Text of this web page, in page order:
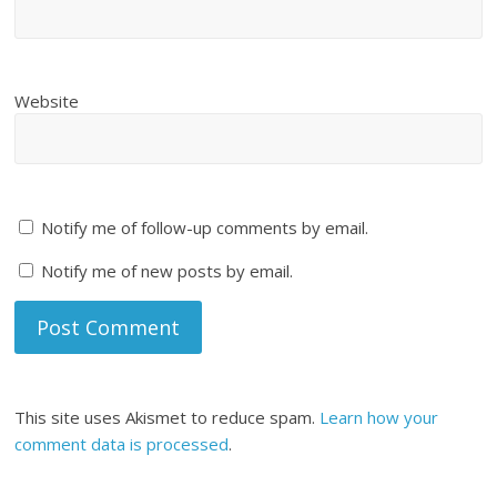
Website
Notify me of follow-up comments by email.
Notify me of new posts by email.
This site uses Akismet to reduce spam. Learn how your
comment data is processed.